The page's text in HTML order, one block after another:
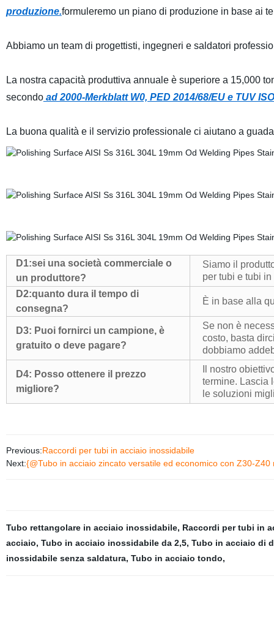
produzione.formuleremo un piano di produzione in base ai
Abbiamo un team di progettisti, ingegneri e saldatori
La nostra capacità produttiva annuale è superiore a 15,000
secondoad 2000-Merkblatt W0, PED 2014/68/EU e TUV
La buona qualità e il servizio professionale ci aiutano a
D1:sei una società commerciale o
un produttore?
Siamo il
per tubi e tubi
D2:quanto dura il tempo di
consegna?
È in base alla
D3: Puoi fornirci un campione, è
gratuito o deve pagare?
Se non è
costo, basta
dobbiamo
D4: Posso ottenere il prezzo
migliore?
Il nostro
termine. Lascia
le soluzioni
Previous:Raccordi per tubi in acciaio inossidabile
Next:{@Tubo in acciaio zincato versatile ed economico con Z30-Z40
Tubo rettangolare in acciaio inossidabile, Raccordi per tubi in
acciaio, Tubo in acciaio inossidabile da 2,5, Tubo in acciaio di
inossidabile senza saldatura, Tubo in acciaio tondo,